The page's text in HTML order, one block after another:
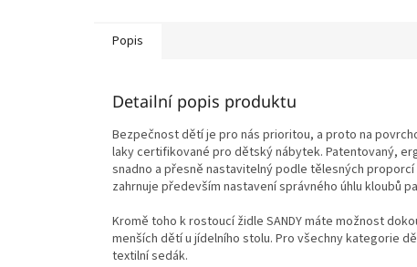
Popis
Detailní popis produktu
Bezpečnost dětí je pro nás prioritou, a proto na
laky certifikované pro dětský nábytek. Patentovaný,
snadno a přesně nastavitelný podle tělesných
zahrnuje především nastavení správného úhlu kloubů
Kromě toho k rostoucí židle SANDY máte možnost
menších dětí u jídelního stolu. Pro všechny kategorie
textilní sedák.